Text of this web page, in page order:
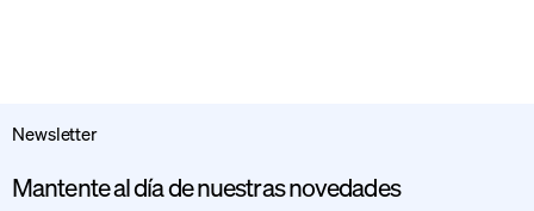
Newsletter
Mantente al día de nuestras novedades